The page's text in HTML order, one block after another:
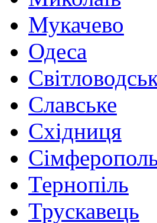
Мукачево
Одеса
Славське
Східниця
Тернопіль
Трускавець